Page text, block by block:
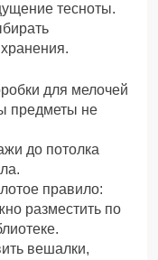
тесноты.
для мелочей
предметы не
до потолка
правило:
разместить по
вешалки,